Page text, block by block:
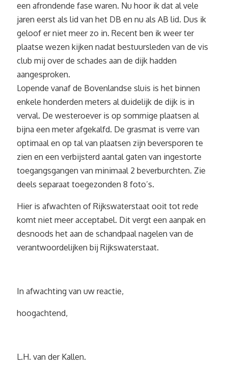
een afrondende fase waren. Nu hoor ik dat al vele
jaren eerst als lid van het DB en nu als AB lid. Dus ik
geloof er niet meer zo in. Recent ben ik weer ter
plaatse wezen kijken nadat bestuursleden van de vis
club mij over de schades aan de dijk hadden
aangesproken.
Lopende vanaf de Bovenlandse sluis is het binnen
enkele honderden meters al duidelijk de dijk is in
verval. De westeroever is op sommige plaatsen al
bijna een meter afgekalfd. De grasmat is verre van
optimaal en op tal van plaatsen zijn beversporen te
zien en een verbijsterd aantal gaten van ingestorte
toegangsgangen van minimaal 2 beverburchten. Zie
deels separaat toegezonden 8 foto’s.
Hier is afwachten of Rijkswaterstaat ooit tot rede
komt niet meer acceptabel. Dit vergt een aanpak en
desnoods het aan de schandpaal nagelen van de
verantwoordelijken bij Rijkswaterstaat.
In afwachting van uw reactie,
hoogachtend,
L.H. van der Kallen.